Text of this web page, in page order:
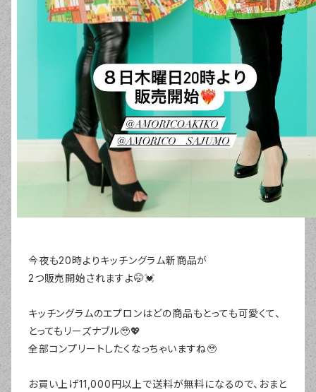
今夜も20時よりキッチングラム新商品が
2つ販売開始されますよ🤭💓
キッチングラムのエプロンはどの商品もとっても可愛くて、
とってもリーズナブル🥹💖
全部コンプリートしたくなっちゃいますね🥹
お買い上げ11,000円以上で送料が無料になるので、おまと